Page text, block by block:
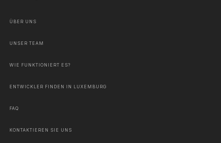
ÜBER UNS
UNSER TEAM
WIE FUNKTIONIERT ES?
ENTWICKLER FINDEN IN LUXEMBURG
FAQ
KONTAKTIEREN SIE UNS